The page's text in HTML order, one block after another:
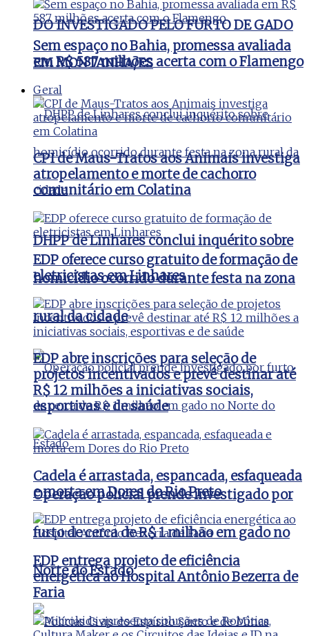
DO INVESTIGADO PELO FURTO DE GADO
EM MONTANHA/ES
DHPP de Linhares conclui inquérito sobre
homicídio ocorrido durante festa na zona
rural da cidade
Operação policial prende investigado por
furto de cerca de R$ 1 milhão em gado no
Norte do Estado
Sem espaço no Bahia, promessa avaliada
em R$ 587 milhões acerta com o Flamengo
Geral
CPI de Maus-Tratos aos Animais investiga
atropelamento e morte de cachorro
comunitário em Colatina
EDP oferece curso gratuito de formação de
eletricistas em Linhares
EDP abre inscrições para seleção de
projetos incentivados e prevê destinar até
R$ 12 milhões a iniciativas sociais,
esportivas e de saúde
Cadela é arrastada, espancada, esfaqueada
e morta em Dores do Rio Preto
EDP entrega projeto de eficiência
energética ao Hospital Antônio Bezerra de
Faria